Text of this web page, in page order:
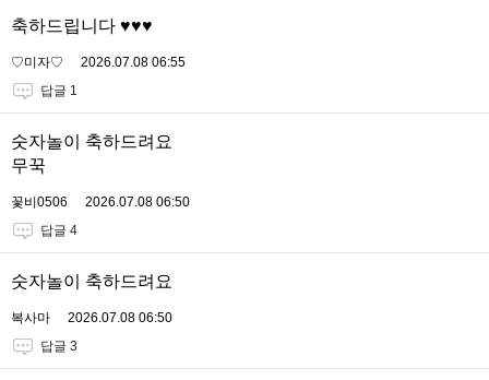
축하드립니다 ♥️♥️♥️
♡미자♡
2026.07.08 06:55
답글 1
숫자놀이 축하드려요
무꾹
꽃비0506
2026.07.08 06:50
답글 4
숫자놀이 축하드려요
복사마
2026.07.08 06:50
답글 3